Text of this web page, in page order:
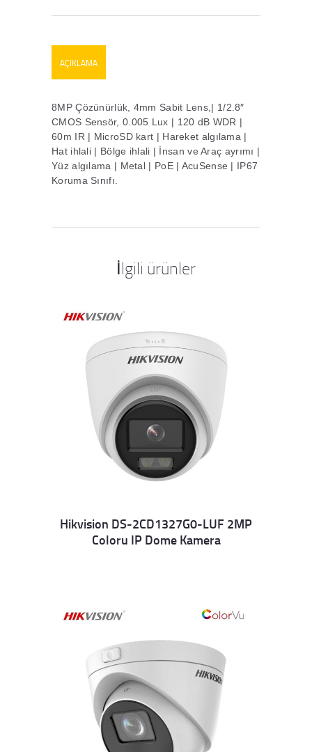
AÇIKLAMA
8MP Çözünürlük, 4mm Sabit Lens,| 1/2.8″
CMOS Sensör, 0.005 Lux | 120 dB WDR |
60m IR | MicroSD kart | Hareket algılama |
Hat ihlali | Bölge ihlali | İnsan ve Araç ayrımı |
Yüz algılama | Metal | PoE | AcuSense | IP67
Koruma Sınıfı.
İlgili ürünler
Details
Hikvision DS-2CD1327G0-LUF 2MP
Coloru IP Dome Kamera